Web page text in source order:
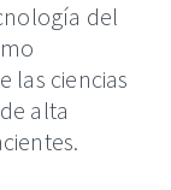
del
las ciencias
alta